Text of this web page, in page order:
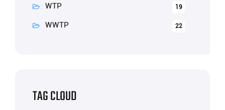
WTP 19
WWTP 22
TAG CLOUD